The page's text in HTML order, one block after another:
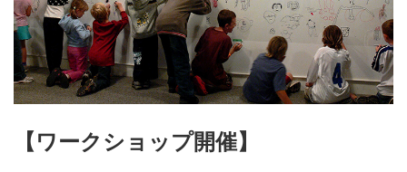
【ワークショップ開催】